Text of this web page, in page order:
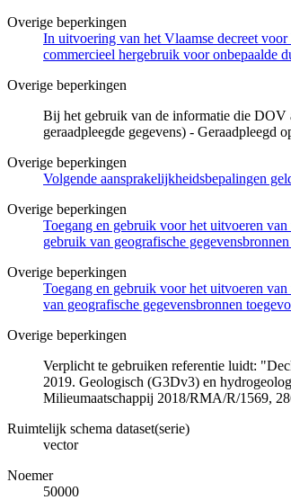
Overige beperkingen
In uitvoering van het Vlaamse decreet
commercieel hergebruik voor onbepaalde
Overige beperkingen
Bij het gebruik van de informatie die DOV
geraadpleegde gegevens) - Geraadpleegd
Overige beperkingen
Volgende aansprakelijkheidsbepalingen
Overige beperkingen
Toegang en gebruik voor het uitvoeren
gebruik van geografische
Overige beperkingen
Toegang en gebruik voor het uitvoeren
van geografische gegevensbronnen
Overige beperkingen
Verplicht te gebruiken referentie luidt:
2019. Geologisch (G3Dv3) en
Milieumaatschappij 2018/RMA/R/1569,
Ruimtelijk schema dataset(serie)
vector
Noemer
50000